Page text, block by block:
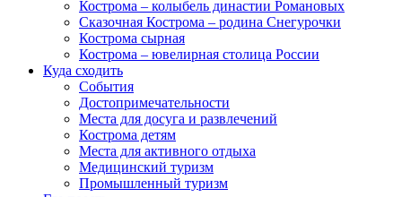
Кострома – колыбель династии Романовых
Сказочная Кострома – родина Снегурочки
Кострома сырная
Кострома – ювелирная столица России
Куда сходить
События
Достопримечательности
Места для досуга и развлечений
Кострома детям
Места для активного отдыха
Медицинский туризм
Промышленный туризм